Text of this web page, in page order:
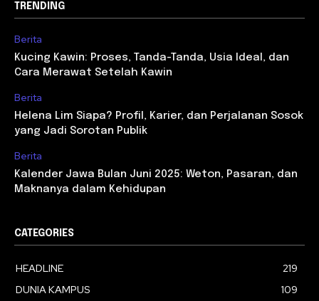
TRENDING
Berita
Kucing Kawin: Proses, Tanda-Tanda, Usia Ideal, dan
Cara Merawat Setelah Kawin
Berita
Helena Lim Siapa? Profil, Karier, dan Perjalanan Sosok
yang Jadi Sorotan Publik
Berita
Kalender Jawa Bulan Juni 2025: Weton, Pasaran, dan
Maknanya dalam Kehidupan
CATEGORIES
HEADLINE
219
DUNIA KAMPUS
109